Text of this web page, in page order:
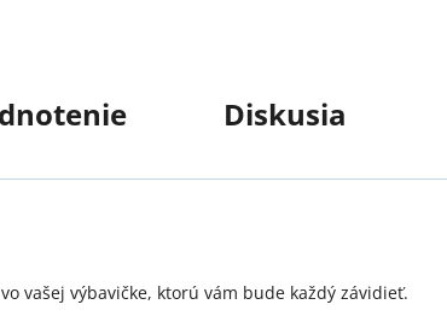
Diskusia
vašej výbavičke, ktorú vám bude každý závidieť.